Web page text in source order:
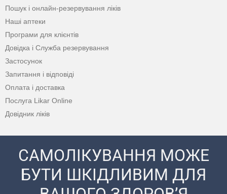
Пошук і онлайн-резервування ліків
Наші аптеки
Програми для клієнтів
Довідка і Служба резервування
Застосунок
Запитання і відповіді
Оплата і доставка
Послуга Likar Online
Довідник ліків
САМОЛІКУВАННЯ МОЖЕ
БУТИ ШКІДЛИВИМ ДЛЯ